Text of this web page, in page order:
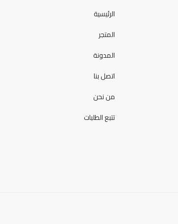
الرئيسية
المتجر
المدونة
اتصل بنا
من نحن
تتبع الطلبات